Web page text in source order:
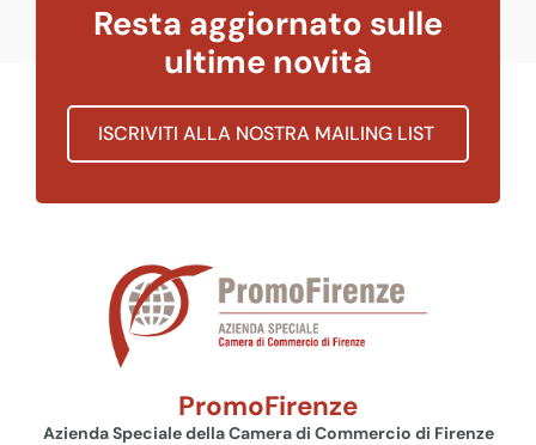
Resta aggiornato sulle
ultime novità
ISCRIVITI ALLA NOSTRA MAILING LIST
PromoFirenze
Azienda Speciale della Camera di Commercio di Firenze